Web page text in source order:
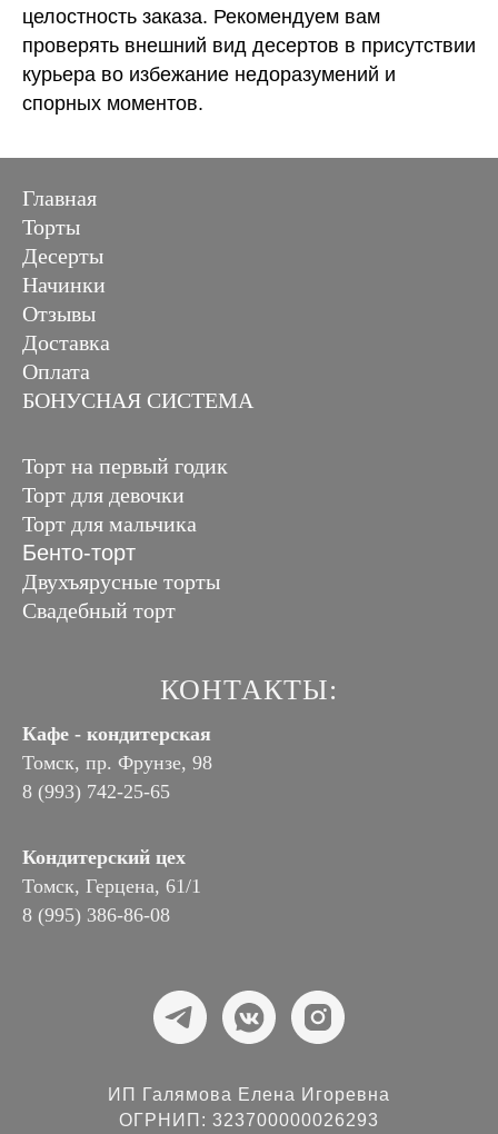
целостность заказа. Рекомендуем вам
проверять внешний вид десертов в присутствии
курьера во избежание недоразумений и
спорных моментов.
Главная
Торты
Десерты
Начинки
Отзывы
Доставка
Оплата
БОНУСНАЯ СИСТЕМА
Торт на первый годик
Торт для девочки
Торт для мальчика
Бенто-торт
Двухъярусные торты
Свадебный торт
КОНТАКТЫ:
Кафе - кондитерская
Томск, пр. Фрунзе, 98
8 (993) 742-25-65
Кондитерский цех
Томск, Герцена, 61/1
8 (995) 386-86-08
ИП Галямова Елена Игоревна
ОГРНИП: 323700000026293